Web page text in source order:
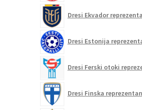
Dresi Ekvador
Dresi Estonija
Dresi Ferski otoki
Dresi Finska